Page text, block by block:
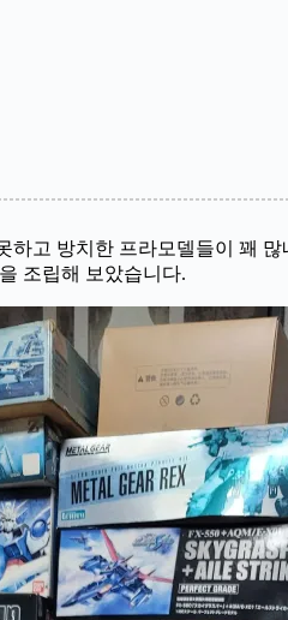
하고 방치한 프라모델들이 꽤
조립해 보았습니다.